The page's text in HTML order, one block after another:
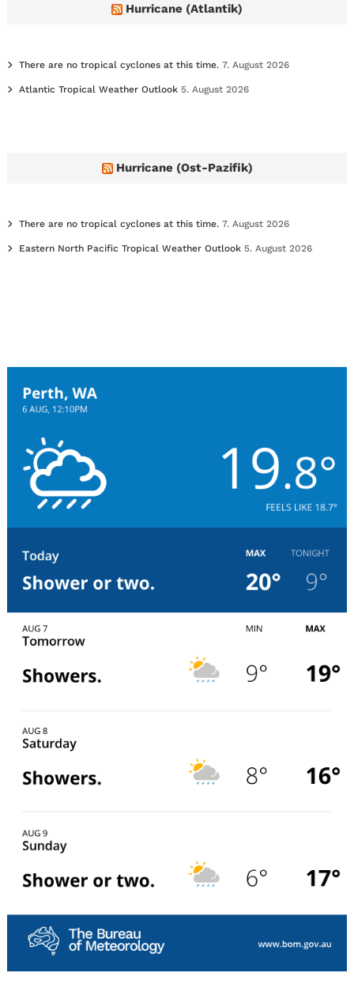
Hurricane (Atlantik)
There are no tropical cyclones at this time. 7. August 2026
Atlantic Tropical Weather Outlook 5. August 2026
Hurricane (Ost-Pazifik)
There are no tropical cyclones at this time. 7. August 2026
Eastern North Pacific Tropical Weather Outlook 5. August 2026